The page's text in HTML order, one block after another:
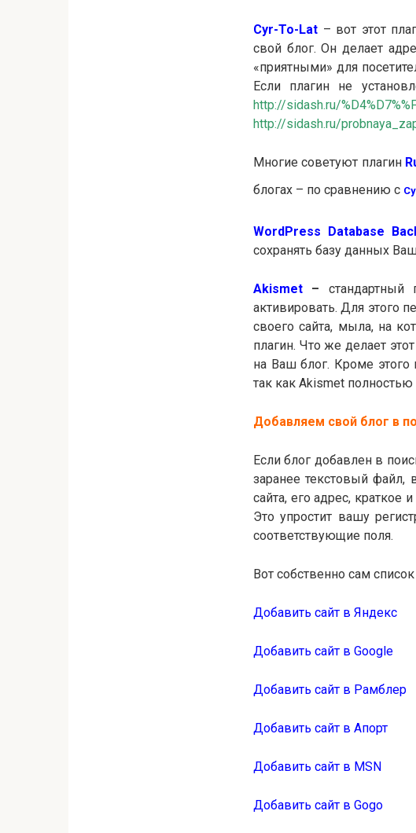
Cyr-To-Lat – вот этот
свой блог. Он делает
«приятными» для
Если плагин не
http://sidash.ru/
http://sidash.ru/
Многие советуют плагин
блогах – по сравнению с
WordPress Database
сохранять базу данных
Akismet –
активировать. Для этого
своего сайта, мыла, на
плагин. Что же делает
на Ваш блог. Кроме этого
так как Akismet полностью
Добавляем свой блог в
Если блог добавлен в
заранее текстовый
сайта, его адрес, краткое
Это упростит вашу
соответствующие поля.
Вот собственно сам
Добавить сайт в Яндекс
Добавить сайт в Google
Добавить сайт в Рамблер
Добавить сайт в Апорт
Добавить сайт в MSN
Добавить сайт в Gogo